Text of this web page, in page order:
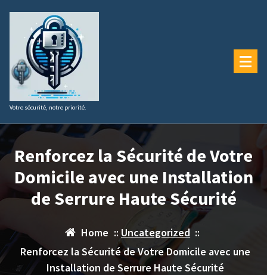
contenu
Votre sécurité, notre priorité.
Renforcez la Sécurité de Votre
Domicile avec une Installation
de Serrure Haute Sécurité
Home :: Uncategorized::
Renforcez la Sécurité de Votre Domicile avec une
Installation de Serrure Haute Sécurité